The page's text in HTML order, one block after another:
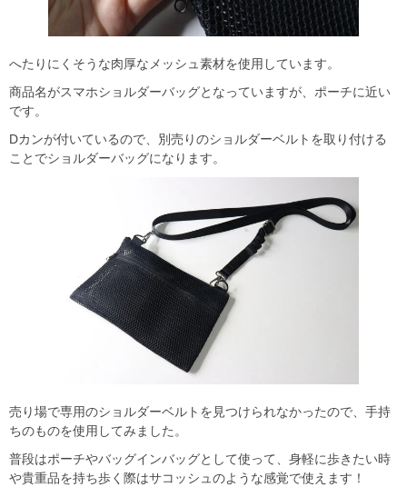
へたりにくそうな肉厚なメッシュ素材を使用しています。
商品名がスマホショルダーバッグとなっていますが、ポーチに近い
です。
Dカンが付いているので、別売りのショルダーベルトを取り付ける
ことでショルダーバッグになります。
売り場で専用のショルダーベルトを見つけられなかったので、手持
ちのものを使用してみました。
普段はポーチやバッグインバッグとして使って、身軽に歩きたい時
や貴重品を持ち歩く際はサコッシュのような感覚で使えます！